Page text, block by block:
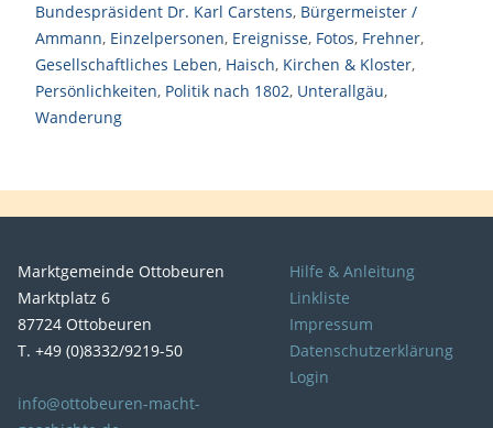
Bundespräsident Dr. Karl Carstens, Bürgermeister /
Ammann, Einzelpersonen, Ereignisse, Fotos, Frehner,
Gesellschaftliches Leben, Haisch, Kirchen & Kloster,
Persönlichkeiten, Politik nach 1802, Unterallgäu,
Wanderung
Marktgemeinde Ottobeuren
Marktplatz 6
87724 Ottobeuren
T. +49 (0)8332/9219-50
info@ottobeuren-macht-
Hilfe & Anleitung
Linkliste
Impressum
Datenschutzerklärung
Login